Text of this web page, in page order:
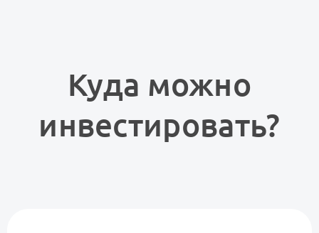
Куда можно
инвестировать?